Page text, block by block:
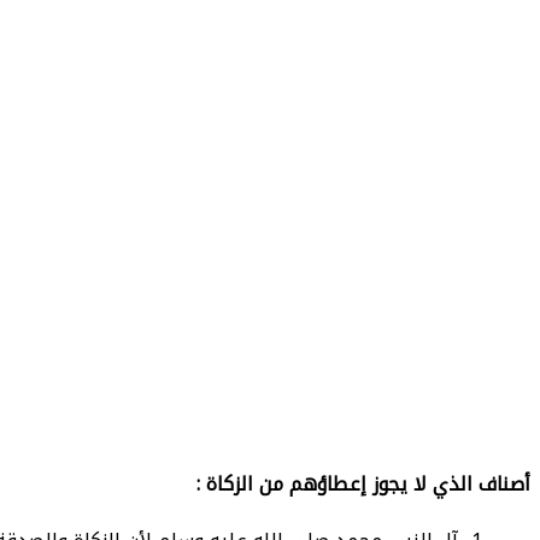
أصناف الذي لا يجوز إعطاؤهم من الزكاة :